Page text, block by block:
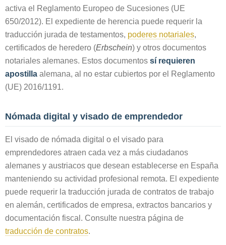
activa el Reglamento Europeo de Sucesiones (UE
650/2012). El expediente de herencia puede requerir la
traducción jurada de testamentos, poderes notariales,
certificados de heredero (Erbschein) y otros documentos
notariales alemanes. Estos documentos sí requieren
apostilla alemana, al no estar cubiertos por el Reglamento
(UE) 2016/1191.
Nómada digital y visado de emprendedor
El visado de nómada digital o el visado para
emprendedores atraen cada vez a más ciudadanos
alemanes y austriacos que desean establecerse en España
manteniendo su actividad profesional remota. El expediente
puede requerir la traducción jurada de contratos de trabajo
en alemán, certificados de empresa, extractos bancarios y
documentación fiscal. Consulte nuestra página de
traducción de contratos.